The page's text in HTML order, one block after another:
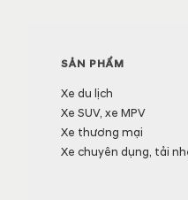
SẢN PHẨM
Xe du lịch
Xe SUV, xe MPV
Xe thương mại
Xe chuyên dụng, tải